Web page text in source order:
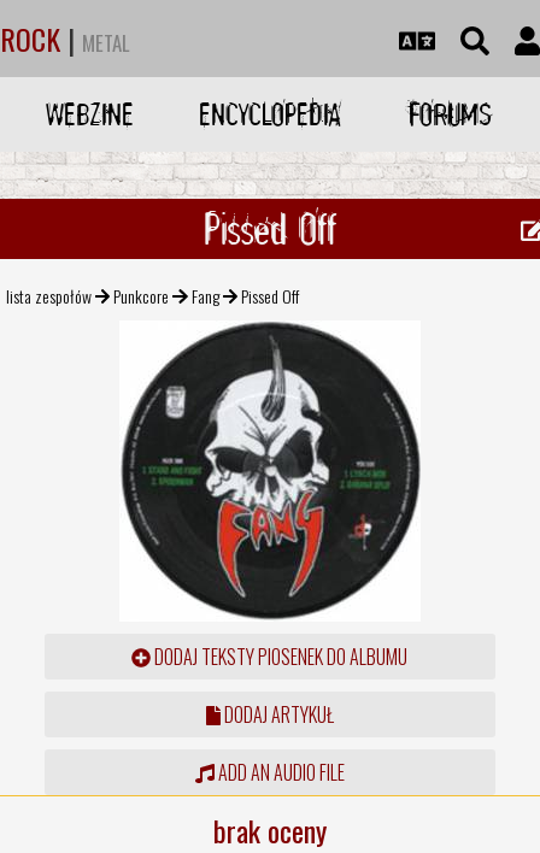
ROCK | METAL
WEBZINE ENCYCLOPEDIA FORUMS
Pissed Off
lista zespołów Punkcore Fang Pissed Off
DODAJ TEKSTY PIOSENEK DO ALBUMU
DODAJ ARTYKUŁ
ADD AN AUDIO FILE
brak oceny